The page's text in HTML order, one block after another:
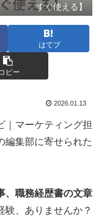
すぐ使える】
はてブ
ピー
2026.01.13
マーケティング担
編集部に寄せられた
、職務経歴書の文章
験、ありませんか？